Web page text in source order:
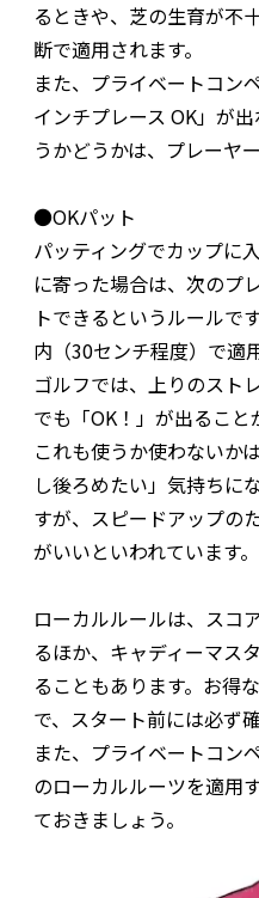
るときや、芝の生育が不
断で適用されます。
また、プライベートコン
インチプレース OK」が
うかどうかは、プレーヤ
●OKパット
パッティングでカップに
に寄った場合は、次のプ
トできるというルールで
内（30センチ程度）で適
ゴルフでは、上りのスト
でも「OK！」が出ること
これも使うか使わないか
し後ろめたい」気持ちに
すが、スピードアップの
がいいといわれています。
ローカルルールは、スコ
るほか、キャディーマス
ることもあります。お得
で、スタート前には必ず
また、プライベートコン
のローカルルーツを適用
ておきましょう。